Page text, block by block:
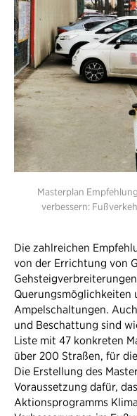
Masterplan
verbessern:
Die zahlreichen
von der Errichtung von
Querungsmöglichkeiten
Ampelschaltungen.
und Beschattung sind
Liste mit 47 konkreten
über 200 Straßen, für
Die Erstellung des
Voraussetzung dafür,
Aktionsprogramms